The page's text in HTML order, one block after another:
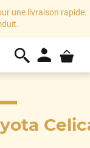
une livraison rapide.